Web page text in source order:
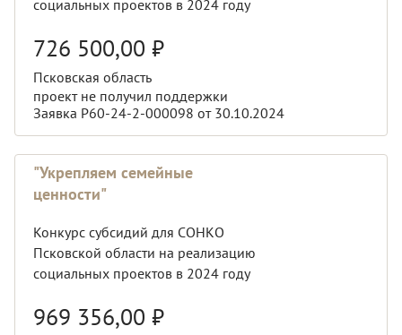
социальных проектов в 2024 году
726 500,00 ₽
Псковская область
проект не получил поддержки
Заявка Р60-24-2-000098 от 30.10.2024
"Укрепляем семейные
ценности"
Конкурс субсидий для СОНКО
Псковской области на реализацию
социальных проектов в 2024 году
969 356,00 ₽